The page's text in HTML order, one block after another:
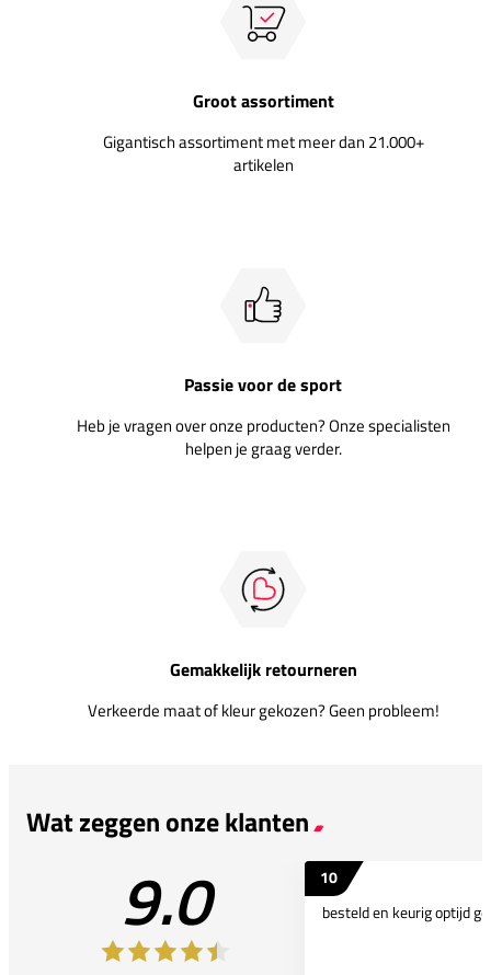
Groot assortiment
Gigantisch assortiment met meer dan 21.000+
artikelen
Passie voor de sport
Heb je vragen over onze producten? Onze specialisten
helpen je graag verder.
Gemakkelijk retourneren
Verkeerde maat of kleur gekozen? Geen probleem!
Wat zeggen onze klanten
9.0
10
besteld en keurig optijd